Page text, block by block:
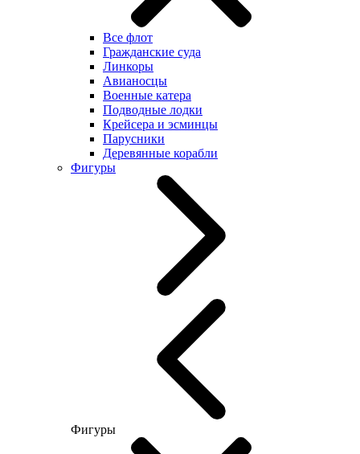
Все флот
Гражданские суда
Линкоры
Авианосцы
Военные катера
Подводные лодки
Крейсера и эсминцы
Парусники
Деревянные корабли
Фигуры
Фигуры